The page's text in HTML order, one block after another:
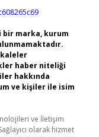
marka, kurum
haber niteliği
hakkında
ve kişiler ile isim
ve İletişim
olarak hizmet